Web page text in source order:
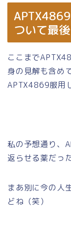
ついて最
ここまで
身の見解も含め
APTX4869服用
私の予想通り、
返らせる薬だっ
まあ別に今の人
どね（笑）